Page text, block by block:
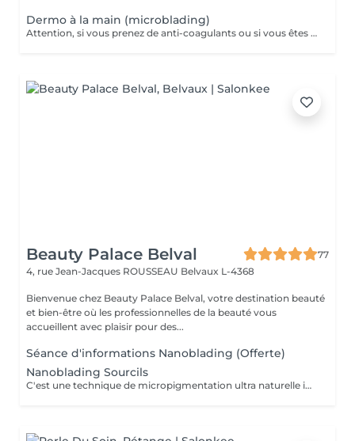
Dermo à la main (microblading)
Attention, si vous prenez de anti-coagulants ou si vous êtes diabétiques, veuillez d'abord nous consulter par téléphone avant de prendre rendez-vous!! Redessine vos sourcils avec des pigments naturels qui tiennent entre 10 et 12 mois il est conseillé de le faire uniquement dans les périodes non ensoleillées et 5-6 semaines avant un départ en vacances afin que la tenue soit au maximum!
Beauty Palace Belval
77
4, rue Jean-Jacques ROUSSEAU Belvaux L-4368
Bienvenue chez Beauty Palace Belval, votre destination beauté
et bien-être où les professionnelles de la beauté vous
accueillent avec plaisir pour des...
Séance d'informations Nanoblading (Offerte)
Nanoblading Sourcils
C'est une technique de micropigmentation ultra naturelle innovante qui redessine les sourcils avec des traits hiper fins comme les poils, pour un résultat des sourcils plus élégants, harmonieux et parfaitement structurés.